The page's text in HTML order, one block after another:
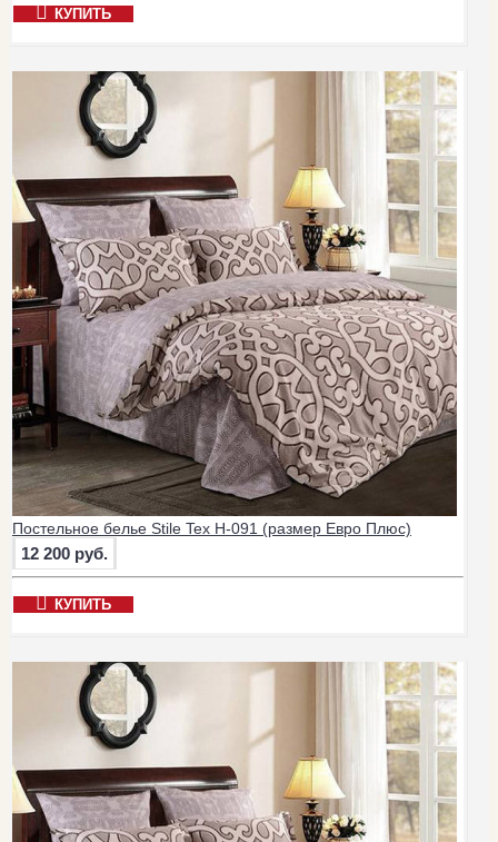
КУПИТЬ
Постельное белье Stile Tex H-091 (размер Евро Плюс)
12 200 руб.
КУПИТЬ